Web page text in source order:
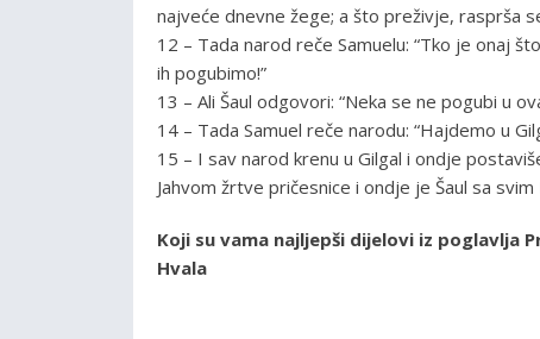
najveće dnevne žege; a što preživje, rasprša
12 – Tada narod reče Samuelu: “Tko je onaj
ih pogubimo!”
13 – Ali Šaul odgovori: “Neka se ne pogubi u
14 – Tada Samuel reče narodu: “Hajdemo u
15 – I sav narod krenu u Gilgal i ondje
Jahvom žrtve pričesnice i ondje je Šaul sa
Koji su vama najljepši dijelovi iz poglavlja
Hvala